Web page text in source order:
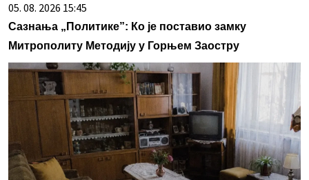
05. 08. 2026 15:45
Сазнања „Политике”: Ко је поставио замку
Митрополиту Методију у Горњем Заостру